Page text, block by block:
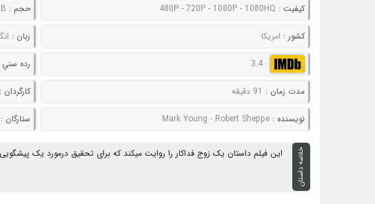
کيفيت : 480P - 720P - 1080P - 1080HQ حجم :
کشور : امریکا زبان :
:
3.4 رده
مدت زمان : 91 دقیقه
نويسنده :Mark Young - Robert Sheppe
خلاصه داستان این فیلم داستان یک زوج فداکار را روایت میکند که برای تحقیق درمورد یک پیشگویی